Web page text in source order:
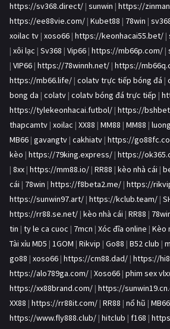
https://sv368.direct/ | sunwin | https://
https://ee88vie.com/ | Kubet88 | 78win |
xoilac tv | xoso66 | https://keonhacai55.bet/ |
| xôi lạc | Sv368 | Vip66 | https://mb66p.com/ |
| VIP66 | https://78winnh.net/ | https://
https://mb66.life/ | colatv trực tiếp bóng đá |
bong da | colatv | colatv bóng đá trực tiếp |
https://tylekeonhacai.futbol/ | https://
thapcamtv | xoilac | XX88 | MM88 | MM88 |
MB66 | gavangtv | cakhiatv | https://
kèo | https://79king.express/ | https://
| 8xx | https://mm88.io/ | RR88 | kèo nhà cái |
cái | 78win | https://f8beta2.me/ | https://
https://sunwin97.art/ | https://kclub.team/ |
https://rr88.se.net/ | kèo nhà cái | RR88 |
tin | ty le ca cuoc | 7mcn | Xóc đĩa online | Kèo
Tài xỉu MD5 | 1GOM | Rikvip | Go88 | B52 club |
go88 | xoso66 | https://cm88.dad/ | https://
https://alo789ga.com/ | Xoso66 | phim sex
https://xx88brand.com/ | https://
XX88 | https://rr88it.com/ | RR88 | nổ hũ | MB66
https://www.fly888.club/ | hitclub | f168 |